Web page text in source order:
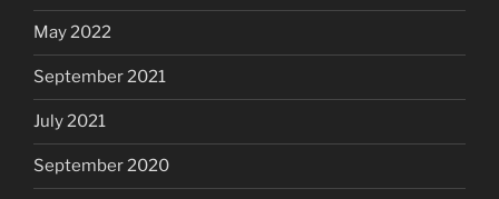
May 2022
September 2021
July 2021
September 2020